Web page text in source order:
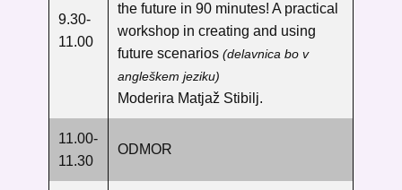
9.30-
11.00
the future in 90 minutes! A practical
workshop in creating and using
future scenarios (delavnica bo v
angleškem jeziku)
Moderira Matjaž Stibilj.
11.00-
11.30
ODMOR